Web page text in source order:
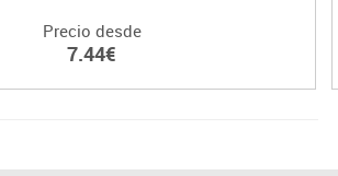
Precio desde
7.44€